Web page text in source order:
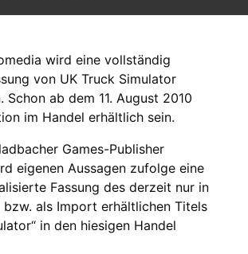
wird eine vollständig
von UK Truck Simulator
ab dem 11. August 2010
im Handel erhältlich sein.
Games-Publisher
eigenen Aussagen zufolge eine
Fassung des derzeit nur in
bzw. als Import erhältlichen Titels
in den hiesigen Handel